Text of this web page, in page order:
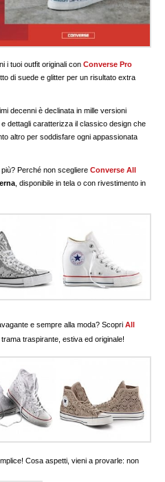
i tuoi outfit originali conConverse Pro
di suede e glitter per un risultato extra
decenni è declinata in mille versioni
dettagli caratterizza il classico design che
altro per soddisfare ogni appassionata
Perché non scegliereConverse All
, disponibile in tela o con rivestimento in
e sempre alla moda? ScopriAll
trama traspirante, estiva ed originale!
Cosa aspetti, vieni a provarle: non